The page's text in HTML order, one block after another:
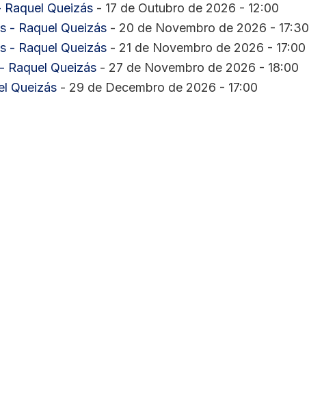
Queizás - 17 de Outubro de 2026 - 12:00
- Raquel Queizás - 20 de Novembro de 2026 - 17:30
- Raquel Queizás - 21 de Novembro de 2026 - 17:00
Raquel Queizás - 27 de Novembro de 2026 - 18:00
Queizás - 29 de Decembro de 2026 - 17:00